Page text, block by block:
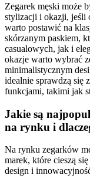
Zegarek męski może
stylizacji i okazji, jeśli
warto postawić na
skórzanym paskiem,
casualowych, jak i
okazje warto wybrać
minimalistycznym
idealnie sprawdzą się
funkcjami, takimi jak
Jakie są
na rynku i
Na rynku zegarków
marek, które cieszą
design i